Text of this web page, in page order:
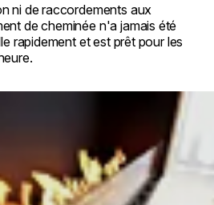
ni de raccordements aux
de cheminée n'a jamais été
rapidement et est prêt pour les